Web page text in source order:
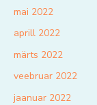
mai 2022
aprill 2022
märts 2022
veebruar 2022
jaanuar 2022